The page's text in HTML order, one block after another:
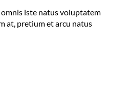
iste natus voluptatem
at, pretium et arcu natus